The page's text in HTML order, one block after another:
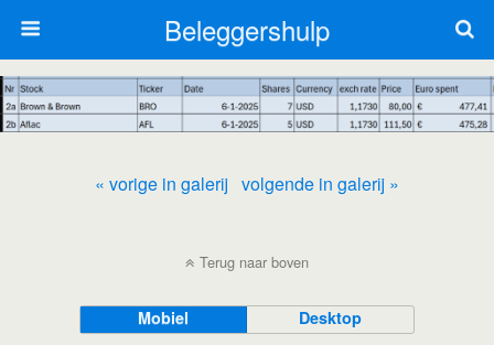
Beleggershulp
« vorige in galerij volgende in galerij »
Terug naar boven
Mobiel Desktop